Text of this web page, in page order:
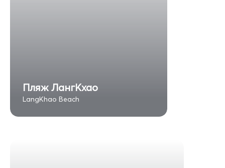
Пляж ЛангКхао
LangKhao Beach